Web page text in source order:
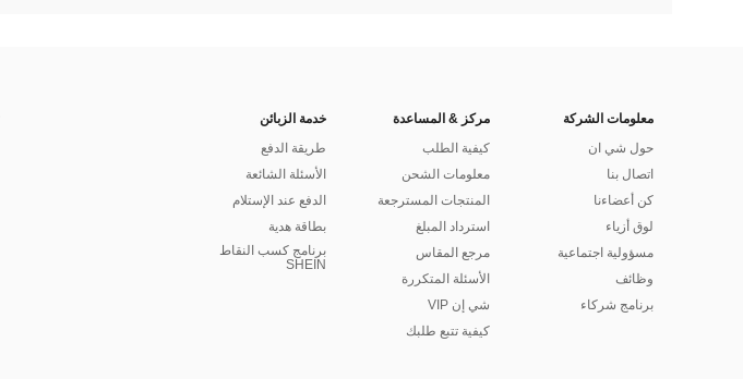
معلومات الشركة
حول شي ان
اتصال بنا
كن أعضاءنا
لوق أزياء
مسؤولية اجتماعية
وظائف
برنامج شركاء
مركز & المساعدة
كيفية الطلب
معلومات الشحن
المنتجات المسترجعة
استرداد المبلغ
مرجع المقاس
الأسئلة المتكررة
شي إن VIP
كيفية تتبع طلبك
خدمة الزبائن
طريقة الدفع
الأسئلة الشائعة
الدفع عند الإستلام
بطاقة هدية
برنامج كسب النقاط
SHEIN